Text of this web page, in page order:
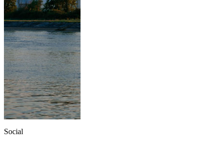
Social